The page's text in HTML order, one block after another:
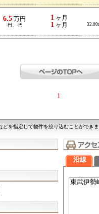
6.5 万円
-円、-円
1 ヶ月
1 ヶ月
1
を指定して物件を絞り込むことができ
沿線